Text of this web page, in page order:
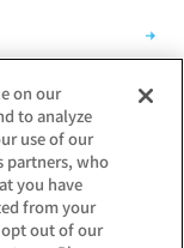
on our
to analyze
use of our
partners, who
you have
from your
opt out of our